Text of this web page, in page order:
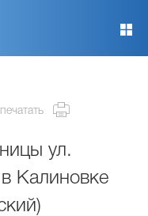
ул.
Калиновке